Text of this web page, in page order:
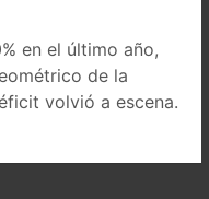
en el último año,
de la
volvió a escena.